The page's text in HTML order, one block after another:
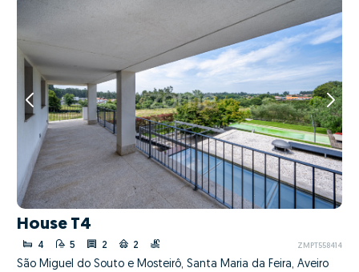
House T4
4 5 2 2 ZMPT558414
São Miguel do Souto e Mosteirô, Santa Maria da Feira, Aveiro